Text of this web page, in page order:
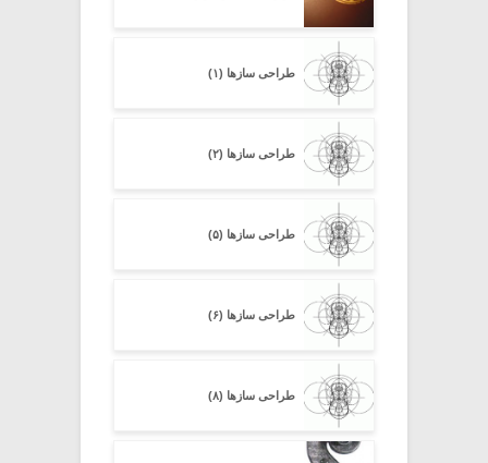
طراحی سازها (۱)
طراحی سازها (۲)
طراحی سازها (۵)
طراحی سازها (۶)
طراحی سازها (۸)